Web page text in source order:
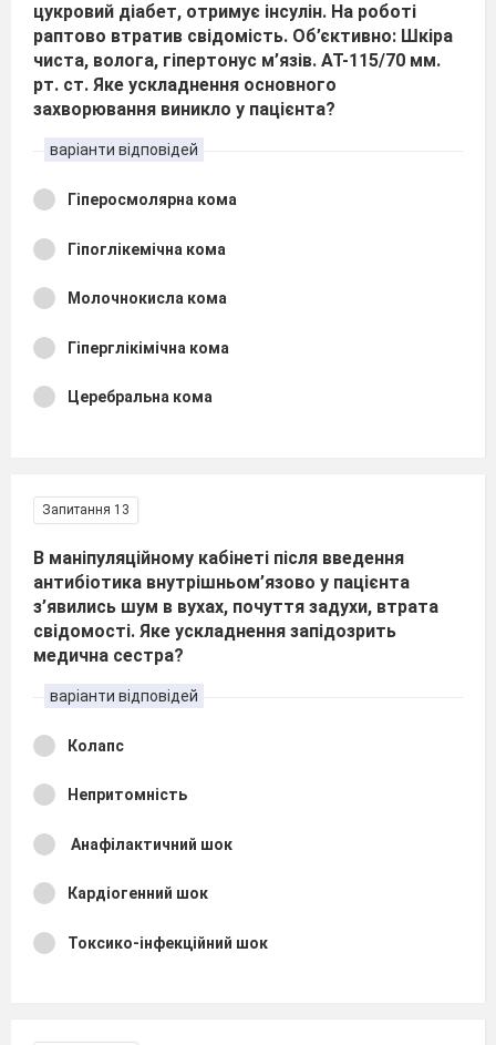
цукровий діабет, отримує інсулін. На роботі
раптово втратив свідомість. Об’єктивно: Шкіра
чиста, волога, гіпертонус м’язів. АТ-115/70 мм.
рт. ст. Яке ускладнення основного
захворювання виникло у пацієнта?
варіанти відповідей
Гіперосмолярна кома
Гіпоглікемічна кома
Молочнокисла кома
Гіперглікімічна кома
Церебральна кома
Запитання 13
В маніпуляційному кабінеті після введення
антибіотика внутрішньом’язово у пацієнта
з’явились шум в вухах, почуття задухи, втрата
свідомості. Яке ускладнення запідозрить
медична сестра?
варіанти відповідей
Колапс
Непритомність
Анафілактичний шок
Кардіогенний шок
Токсико-інфекційний шок